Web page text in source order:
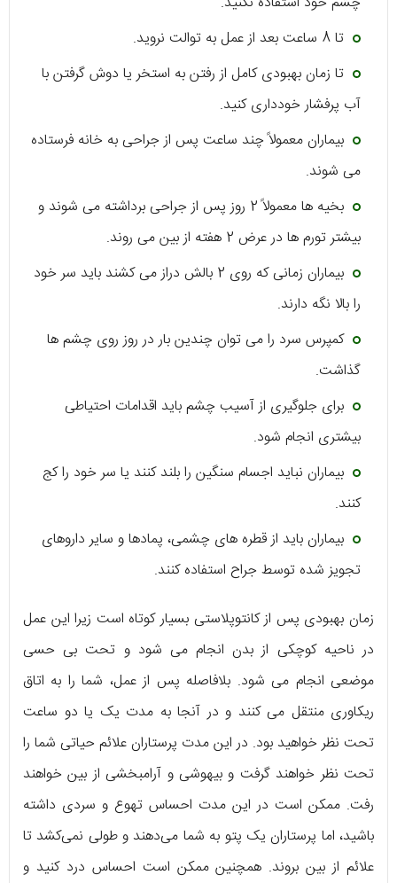
تا 8 ساعت بعد از عمل به توالت نروید.
تا زمان بهبودی کامل از رفتن به استخر یا دوش گرفتن با
آب پرفشار خودداری کنید.
بیماران معمولاً چند ساعت پس از جراحی به خانه فرستاده
می شوند.
بخیه ها معمولاً 2 روز پس از جراحی برداشته می شوند و
بیشتر تورم ها در عرض 2 هفته از بین می روند.
بیماران زمانی که روی 2 بالش دراز می کشند باید سر خود
را بالا نگه دارند.
کمپرس سرد را می توان چندین بار در روز روی چشم ها
گذاشت.
برای جلوگیری از آسیب چشم باید اقدامات احتیاطی
بیشتری انجام شود.
بیماران نباید اجسام سنگین را بلند کنند یا سر خود را کج
کنند.
بیماران باید از قطره های چشمی، پمادها و سایر داروهای
تجویز شده توسط جراح استفاده کنند.
زمان بهبودی پس از کانتوپلاستی بسیار کوتاه است زیرا این عمل
در ناحیه کوچکی از بدن انجام می شود و تحت بی حسی
موضعی انجام می شود. بلافاصله پس از عمل، شما را به اتاق
ریکاوری منتقل می کنند و در آنجا به مدت یک یا دو ساعت
تحت نظر خواهید بود. در این مدت پرستاران علائم حیاتی شما را
تحت نظر خواهند گرفت و بیهوشی و آرامبخشی از بین خواهند
رفت. ممکن است در این مدت احساس تهوع و سردی داشته
باشید، اما پرستاران یک پتو به شما می‌دهند و طولی نمی‌کشد تا
علائم از بین بروند. همچنین ممکن است احساس درد کنید و